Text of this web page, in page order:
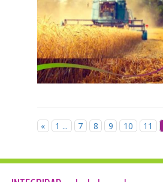
« 1 ... 7 8 9 10 11